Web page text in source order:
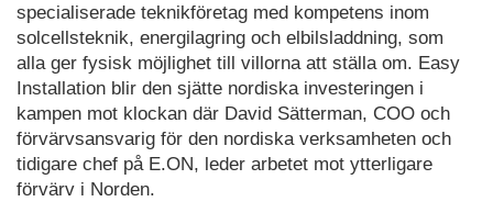
specialiserade teknikföretag med kompetens inom
solcellsteknik, energilagring och elbilsladdning, som
alla ger fysisk möjlighet till villorna att ställa om. Easy
Installation blir den sjätte nordiska investeringen i
kampen mot klockan där David Sätterman, COO och
förvärvsansvarig för den nordiska verksamheten och
tidigare chef på E.ON, leder arbetet mot ytterligare
förvärv i Norden.